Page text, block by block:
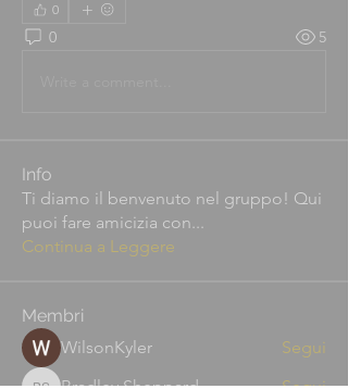
0
0 5
Info
Ti diamo il benvenuto nel gruppo! Qui
puoi fare amicizia con...
Continua a Leggere
Membri
WilsonKyler
Segui